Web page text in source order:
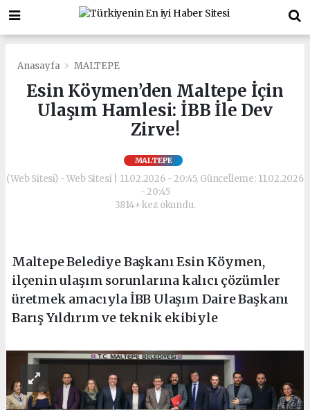
Anasayfa MALTEPE
Esin Köymen’den Maltepe İçin
Ulaşım Hamlesi: İBB İle Dev
Zirve!
MALTEPE
(Web Sitesi) - Web Sitesi | 11.02.2026 - 20:45, Güncelleme: 11.02.2026
- 20:45
3814+ kez okundu.
Maltepe Belediye Başkanı Esin Köymen,
ilçenin ulaşım sorunlarına kalıcı çözümler
üretmek amacıyla İBB Ulaşım Daire Başkanı
Barış Yıldırım ve teknik ekibiyle